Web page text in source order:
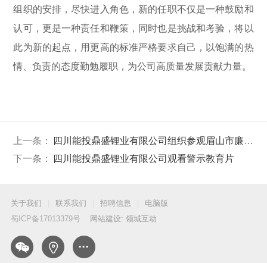
组织的安排，尽快进入角色，新的任职不仅是一种鼓励和
认可，更是一种责任和鞭策，同时也是挑战和考验，将以
此为新的起点，用更高的标准严格要求自己，以饱满的热
情、负责的态度勤勉履职，为公司高质量发展贡献力量。
上一条：
四川能投鼎盛锂业有限公司组织参观眉山市廉政警示教育基地
下一条：
四川能投鼎盛锂业有限公司观看警示教育片
关于我们 联系我们 招聘信息
电脑版
蜀ICP备17013379号
网站建设: 领城互动